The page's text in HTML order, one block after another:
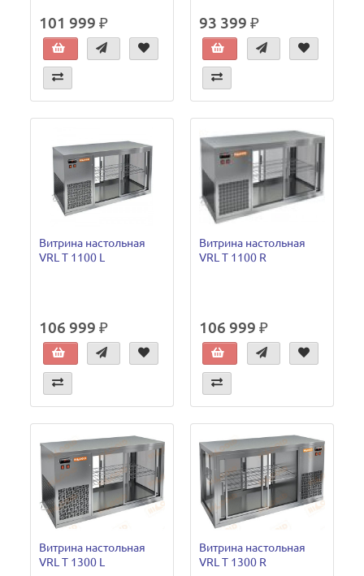
101 999 ₽ 93 399 ₽
Витрина настольная
VRL T 1100 L
106 999 ₽
Витрина настольная
VRL T 1100 R
106 999 ₽
Витрина настольная
VRL T 1300 L
Витрина настольная
VRL T 1300 R